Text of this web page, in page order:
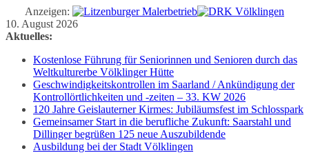
Anzeigen:
Zum
Inhalt
10. August 2026
Aktuelles:
Kostenlose Führung für Seniorinnen und Senioren durch das
Weltkulturerbe Völklinger Hütte
Geschwindigkeitskontrollen im Saarland / Ankündigung der
Kontrollörtlichkeiten und -zeiten – 33. KW 2026
120 Jahre Geislauterner Kirmes: Jubiläumsfest im Schlosspark
Gemeinsamer Start in die berufliche Zukunft: Saarstahl und
Dillinger begrüßen 125 neue Auszubildende
Ausbildung bei der Stadt Völklingen